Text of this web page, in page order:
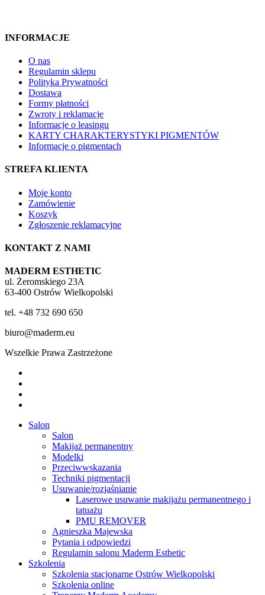
INFORMACJE
O nas
Regulamin sklepu
Polityka Prywatności
Dostawa
Formy płatności
Zwroty i reklamacje
Informacje o leasingu
KARTY CHARAKTERYSTYKI PIGMENTÓW
Informacje o pigmentach
STREFA KLIENTA
Moje konto
Zamówienie
Koszyk
Zgłoszenie reklamacyjne
KONTAKT Z NAMI
MADERM ESTHETIC
ul. Żeromskiego 23A
63-400 Ostrów Wielkopolski
tel. +48 732 690 650
biuro@maderm.eu
Wszelkie Prawa Zastrzeżone
Close
Salon
Salon
Makijaż permanentny
Modelki
Przeciwwskazania
Techniki pigmentacji
Usuwanie/rozjaśnianie
Laserowe usuwanie makijażu permanentnego i
tatuażu
PMU REMOVER
Agnieszka Majewska
Pytania i odpowiedzi
Regulamin salonu Maderm Esthetic
Szkolenia
Szkolenia stacjonarne Ostrów Wielkopolski
Szkolenia online